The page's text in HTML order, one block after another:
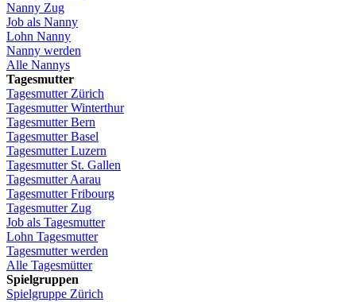
Nanny Zug
Job als Nanny
Lohn Nanny
Nanny werden
Alle Nannys
Tagesmutter
Tagesmutter Zürich
TagesmutterWinterthur
TagesmutterBern
TagesmutterBasel
Tagesmutter Luzern
TagesmutterSt. Gallen
Tagesmutter Aarau
Tagesmutter Fribourg
Tagesmutter Zug
Job als Tagesmutter
Lohn Tagesmutter
Tagesmutter werden
Alle Tagesmütter
Spielgruppen
Spielgruppe Zürich